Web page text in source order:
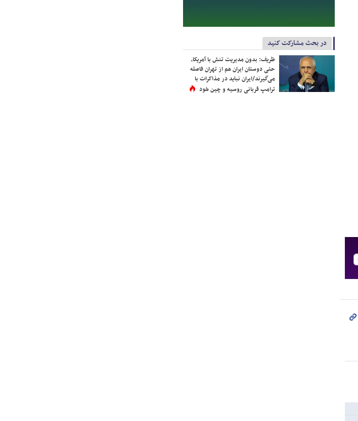
در بحث مشارکت کنید
ظریف: بدون مدیریت تنش با آمریکا،
حتی دوستان ایران هم از تهران فاصله
می‌گیرند/ایران نباید در مذاکرات با
ترامپ قربانی روسیه و چین شود